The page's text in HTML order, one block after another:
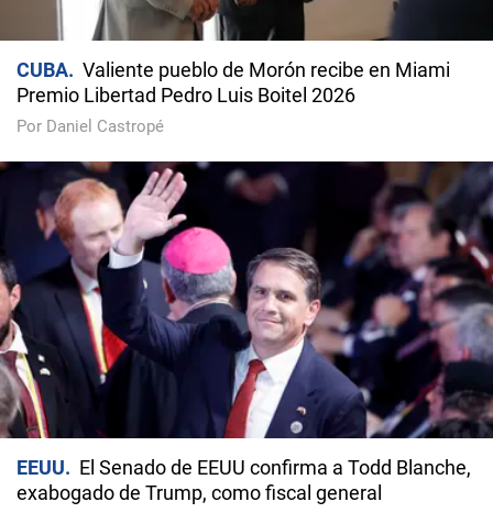
CUBA
Valiente pueblo de Morón recibe en Miami
Premio Libertad Pedro Luis Boitel 2026
Por Daniel Castropé
EEUU
El Senado de EEUU confirma a Todd Blanche,
exabogado de Trump, como fiscal general